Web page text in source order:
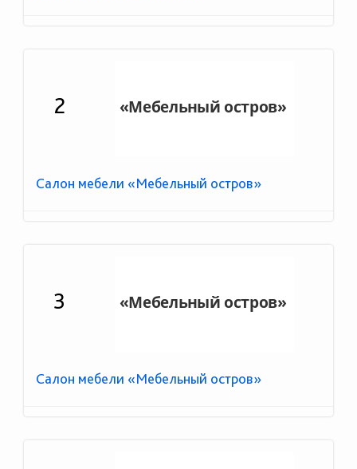
2
Салон мебели «Мебельный остров»
3
Салон мебели «Мебельный остров»